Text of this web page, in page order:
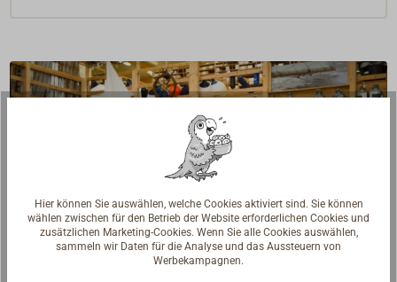
Hier können Sie auswählen, welche Cookies aktiviert sind. Sie können
wählen zwischen für den Betrieb der Website erforderlichen Cookies und
zusätzlichen Marketing-Cookies. Wenn Sie alle Cookies auswählen,
sammeln wir Daten für die Analyse und das Aussteuern von
Werbekampagnen.